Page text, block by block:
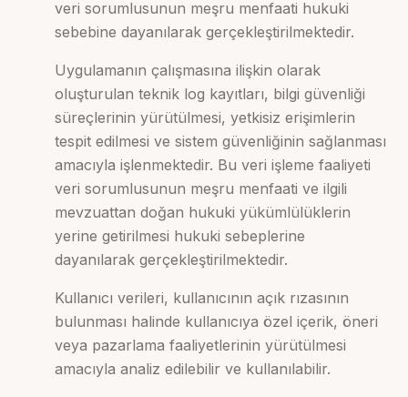
veri sorumlusunun meşru menfaati hukuki
sebebine dayanılarak gerçekleştirilmektedir.
Uygulamanın çalışmasına ilişkin olarak
oluşturulan teknik log kayıtları, bilgi güvenliği
süreçlerinin yürütülmesi, yetkisiz erişimlerin
tespit edilmesi ve sistem güvenliğinin sağlanması
amacıyla işlenmektedir. Bu veri işleme faaliyeti
veri sorumlusunun meşru menfaati ve ilgili
mevzuattan doğan hukuki yükümlülüklerin
yerine getirilmesi hukuki sebeplerine
dayanılarak gerçekleştirilmektedir.
Kullanıcı verileri, kullanıcının açık rızasının
bulunması halinde kullanıcıya özel içerik, öneri
veya pazarlama faaliyetlerinin yürütülmesi
amacıyla analiz edilebilir ve kullanılabilir.